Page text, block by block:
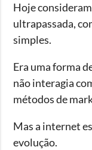
Hoje
ultrapassada,
simples.
Era uma forma
não interagia
métodos de
Mas a internet
evolução.